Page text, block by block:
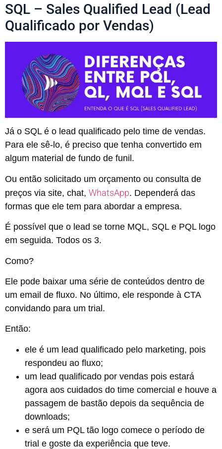
SQL – Sales Qualified Lead (Lead
Qualificado por Vendas)
Já o SQL é o lead qualificado pelo time de vendas.
Para ele sê-lo, é preciso que tenha convertido em
algum material de fundo de funil.
Ou então solicitado um orçamento ou consulta de
preços via site, chat, WhatsApp. Dependerá das
formas que ele tem para abordar a empresa.
É possível que o lead se torne MQL, SQL e PQL logo
em seguida. Todos os 3.
Como?
Ele pode baixar uma série de conteúdos dentro de
um email de fluxo. No último, ele responde à CTA
convidando para um trial.
Então:
ele é um lead qualificado pelo marketing, pois
respondeu ao fluxo;
um lead qualificado por vendas pois estará
agora aos cuidados do time comercial e houve a
passagem de bastão depois da sequência de
downloads;
e será um PQL tão logo comece o período de
trial e goste da experiência que teve.